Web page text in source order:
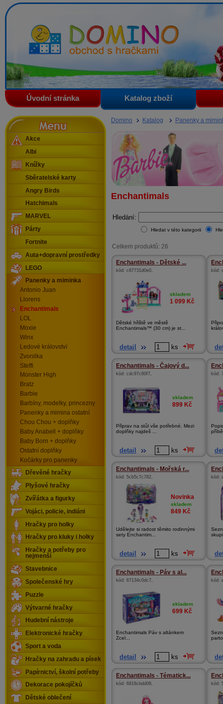
Domino - obchod s hračkami
Úvodní stránka Katalog zboží
Domino Katalog Panenky a
Enchantimals
Hledání:
Hledat v této kategorii
Celkem produktů: 26
Enchantimals - Dětské ...
kód: c87731d0e0,
skladem
1 099 Kč
Dětské hřiště ve městě
Enchantimals™ (30 cm) je st...
detail ks
kód:
Enchantimals - Čajový d...
kód: cdc97c60f7,
skladem
899 Kč
Připrav na stůl vše potřebné. Mezi
doplňky najdeš ...
detail ks
kód:
Enchantimals - Mořská r...
kód: 5cb5c7c782,
Novinka
skladem
849 Kč
Udělejte si radost těmito rodinnými
sety Enchantim...
detail ks
kód:
Enchantimals - Páv s al...
kód: 67134c0dc7,
skladem
699 Kč
Enchantimals Páv s altánkem
Zcel...
detail ks
kód:
Enchantimals - Tématick...
kód: 6818cbdd08, kód:
Menu
Akce
Albi
Knížky
Sběratelské karty
Angry Birds
Hatchimals
MARVEL
Párty
Fortnite
Auta+dopravní prostředky
LEGO
Panenky a miminka
Antonio Juan
Llorens
Enchantimals
LOL
Moxie
Winx
Ledové království
Zvonilka
Steffi
Monster High
Bratz
Barbie
Barbíny, modelky, princezny
Panenky a mimina ostatní
Chou Chou + doplňky
Baby Anabell + doplňky
Baby Born + doplňky
Ostatní doplňky
Kočárky pro panenky
Dřevěné hračky
Plyšové hračky
Zvířátka a figurky
Vojáci, policie, indiáni
Hračky pro holky
Hračky pro kluky i holky
Hračky a potřeby pro
nejmenší
Stavebnice
Společenské hry
Puzzle
Výtvarné hračky
Hudební nástroje
Elektronické hračky
Sport a voda
Hračky na zahradu a písek
Papírnictví, školní potřeby
Dekorace pokojíčků
Dětské oblečení